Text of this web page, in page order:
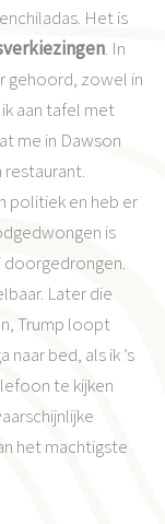
Het is
. In
gehoord, zowel in
aan tafel met
me in Dawson
politiek en heb er
is
doorgedrongen.
Later die
Trump loopt
bed, als ik ’s
te kijken
het machtigste